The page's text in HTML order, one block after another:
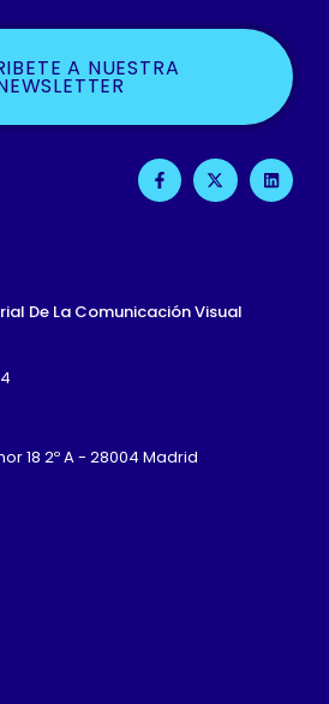
A NUESTRA
F
A
C
F
X
-
T
L
I
N
De La Comunicación Visual
18 2º A - 28004 Madrid